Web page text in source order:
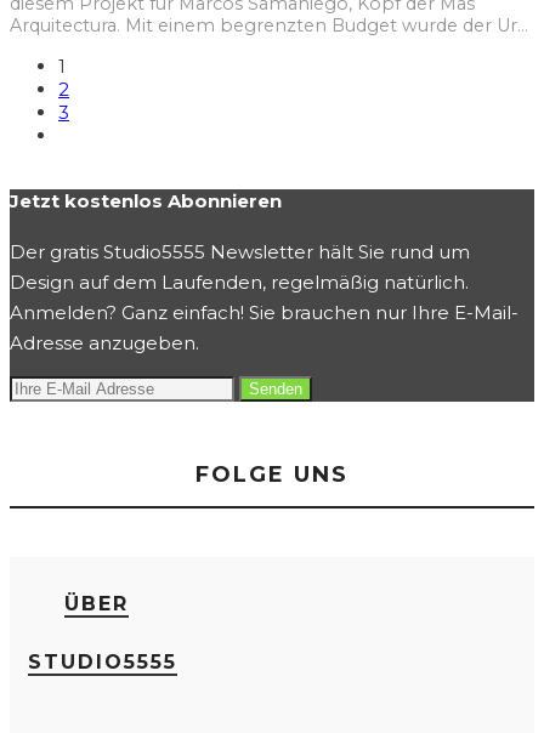
Arquitectura. Mit einem begrenzten Budget wurde der Ur...
1
2
3
Jetzt kostenlos Abonnieren
Der gratis Studio5555 Newsletter hält Sie rund um
Design auf dem Laufenden, regelmäßig natürlich.
Anmelden? Ganz einfach! Sie brauchen nur Ihre E-Mail-
Adresse anzugeben.
FOLGE UNS
ÜBER
STUDIO5555